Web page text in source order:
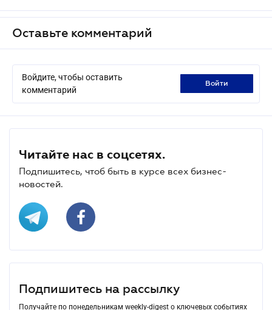
Оставьте комментарий
Войдите, чтобы оставить
комментарий
войти
Читайте нас в соцсетях.
Подпишитесь, чтоб быть в курсе всех бизнес-
новостей.
Подпишитесь на рассылку
Получайте по понедельникам weekly-digest о ключевых событиях